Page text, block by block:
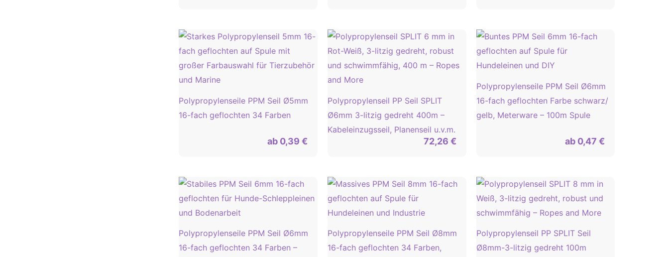
Polypropylenseile PPM Seil Ø5mm
16-fach geflochten 34 Farben
ab 0,39€
Polypropylenseil PP Seil SPLIT
Ø6mm 3-litzig gedreht 400m –
Kabeleinzugsseil, Planenseil u.v.m.
72,26 €
Polypropylenseile PPM Seil Ø6mm
16-fach geflochten Farbe schwarz/
gelb, Meterware – 100m Spule
ab 0,47€
Polypropylenseile PPM Seil Ø6mm
16-fach geflochten 34 Farben –
Polypropylenseile PPM Seil Ø8mm
16-fach geflochten 34 Farben,
Polypropylenseil PP SPLIT Seil
Ø8mm-3-litzig gedreht 100m